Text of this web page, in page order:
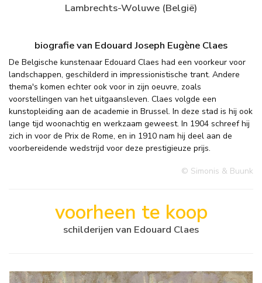
Lambrechts-Woluwe (België)
biografie van Edouard Joseph Eugène Claes
De Belgische kunstenaar Edouard Claes had een voorkeur voor
landschappen, geschilderd in impressionistische trant. Andere
thema's komen echter ook voor in zijn oeuvre, zoals
voorstellingen van het uitgaansleven. Claes volgde een
kunstopleiding aan de academie in Brussel. In deze stad is hij ook
lange tijd woonachtig en werkzaam geweest. In 1904 schreef hij
zich in voor de Prix de Rome, en in 1910 nam hij deel aan de
voorbereidende wedstrijd voor deze prestigieuze prijs.
© Simonis & Buunk
voorheen te koop
schilderijen van Edouard Claes